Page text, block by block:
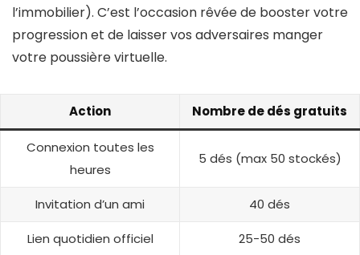
l’immobilier). C’est l’occasion rêvée de booster votre
progression et de laisser vos adversaires manger
votre poussière virtuelle.
Action Nombre de dés gratuits
Connexion toutes les
heures
5 dés (max 50 stockés)
Invitation d’un ami 40 dés
Lien quotidien officiel 25-50 dés